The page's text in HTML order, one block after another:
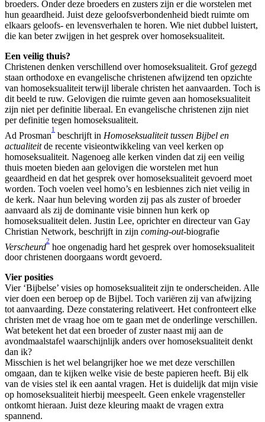
broeders. Onder deze broeders en zusters zijn er die worstelen met
hun geaardheid. Juist deze geloofsverbondenheid biedt ruimte om
elkaars geloofs- en levensverhalen te horen. Wie niet dubbel luistert,
die kan beter zwijgen in het gesprek over homoseksualiteit.
Een veilig thuis?
Christenen denken verschillend over homoseksualiteit. Grof gezegd
staan orthodoxe en evangelische christenen afwijzend ten opzichte
van homoseksualiteit terwijl liberale christen het aanvaarden. Toch is
dit beeld te ruw. Gelovigen die ruimte geven aan homoseksualiteit
zijn niet per definitie liberaal. En evangelische christenen zijn niet
per definitie tegen homoseksualiteit.
Ad Prosman
1
beschrijft in Homoseksualiteit tussen Bijbel en
actualiteitde recente visieontwikkeling van veel kerken op
homoseksualiteit. Nagenoeg alle kerken vinden dat zij een veilig
thuis moeten bieden aan gelovigen die worstelen met hun
geaardheid en dat het gesprek over homoseksualiteit gevoerd moet
worden. Toch voelen veel homo’s en lesbiennes zich niet veilig in
de kerk. Naar hun beleving worden zij pas als zuster of broeder
aanvaard als zij de dominante visie binnen hun kerk op
homoseksualiteit delen. Justin Lee, oprichter en directeur van Gay
Christian Network, beschrijft in zijn coming-out-biografie
Verscheurd
2
hoe ongenadig hard het gesprek over homoseksualiteit
door christenen doorgaans wordt gevoerd.
Vier posities
Vier ‘Bijbelse’ visies op homoseksualiteit zijn te onderscheiden. Alle
vier doen een beroep op de Bijbel. Toch variëren zij van afwijzing
tot aanvaarding. Deze constatering relativeert. Het confronteert elke
christen met de vraag hoe om te gaan met de onderlinge verschillen.
Wat betekent het dat een broeder of zuster naast mij aan de
avondmaalstafel waarschijnlijk anders over homoseksualiteit denkt
dan ik?
Misschien is het wel belangrijker hoe we met deze verschillen
omgaan, dan te kijken welke visie de beste papieren heeft. Bij elk
van de visies stel ik een aantal vragen. Het is duidelijk dat mijn visie
op homoseksualiteit hierbij meespeelt. Geen enkele vragensteller
ontkomt hieraan. Juist deze kleuring maakt de vragen extra
spannend.